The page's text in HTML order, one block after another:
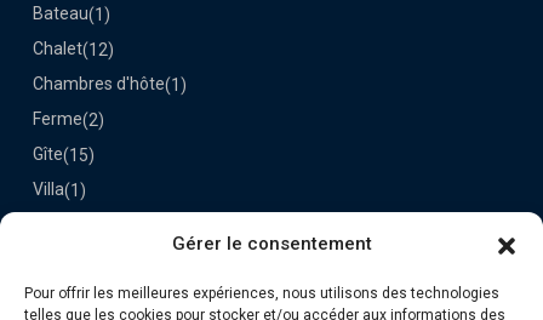
Gérer le consentement
Pour offrir les meilleures expériences, nous utilisons des technologies
telles que les cookies pour stocker et/ou accéder aux informations des
Bateau(1)
Chalet(12)
Chambres d'hôte(1)
Ferme(2)
Gîte(15)
Villa(1)
Dernières Propriétés
Le Darou